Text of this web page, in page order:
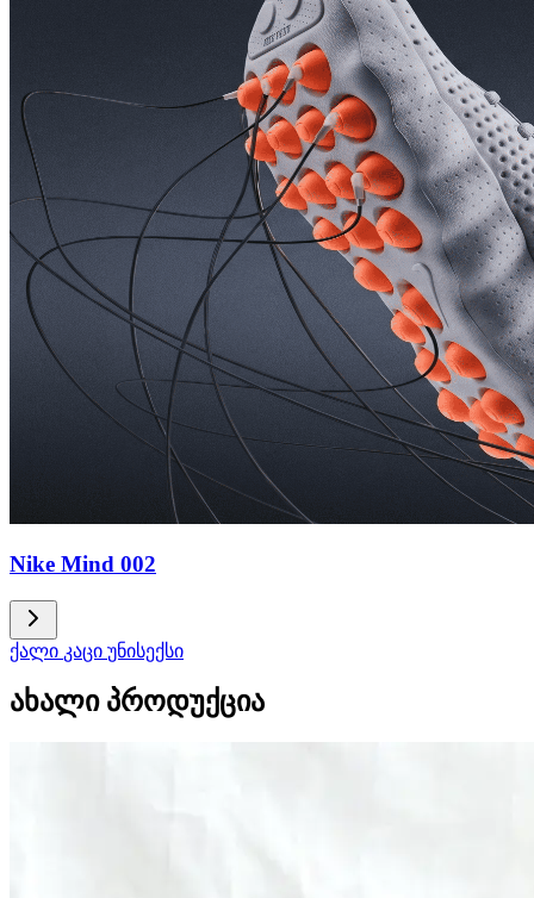
Nike Mind 002
ქალი კაცი უნისექსი
ახალი პროდუქცია